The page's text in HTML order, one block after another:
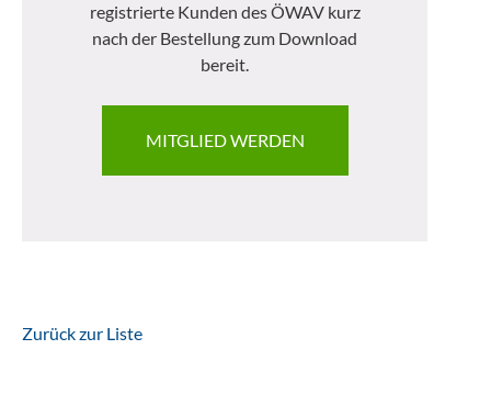
registrierte Kunden des ÖWAV kurz
nach der Bestellung zum Download
bereit.
MITGLIED WERDEN
Zurück zur Liste